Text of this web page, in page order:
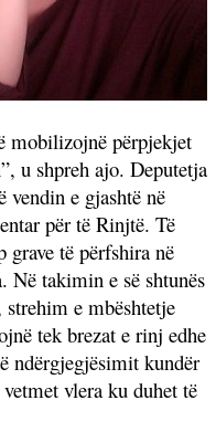
mobilizojnë përpjekjet
u shpreh ajo. Deputetja
e gjashtë në
për të Rinjtë. Të
të përfshira në
Në takimin e së shtunës
e mbështetje
tek brezat e rinj edhe
ndërgjegjësimit kundër
vlera ku duhet të